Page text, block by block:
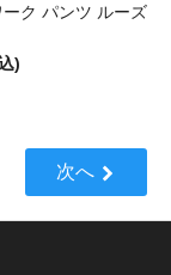
ク パンツ ルーズ
)
次へ